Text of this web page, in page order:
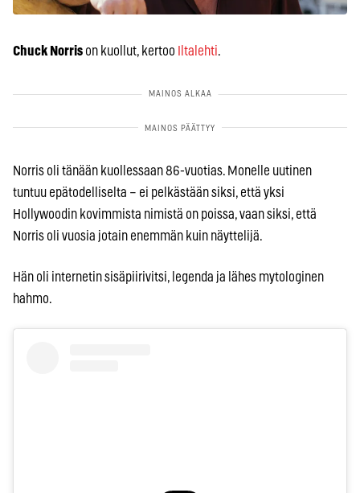
Chuck Norris on kuollut, kertoo Iltalehti.
Norris oli tänään kuollessaan 86-vuotias. Monelle uutinen
tuntuu epätodelliselta – ei pelkästään siksi, että yksi
Hollywoodin kovimmista nimistä on poissa, vaan siksi, että
Norris oli vuosia jotain enemmän kuin näyttelijä.
Hän oli internetin sisäpiirivitsi, legenda ja lähes mytologinen
hahmo.